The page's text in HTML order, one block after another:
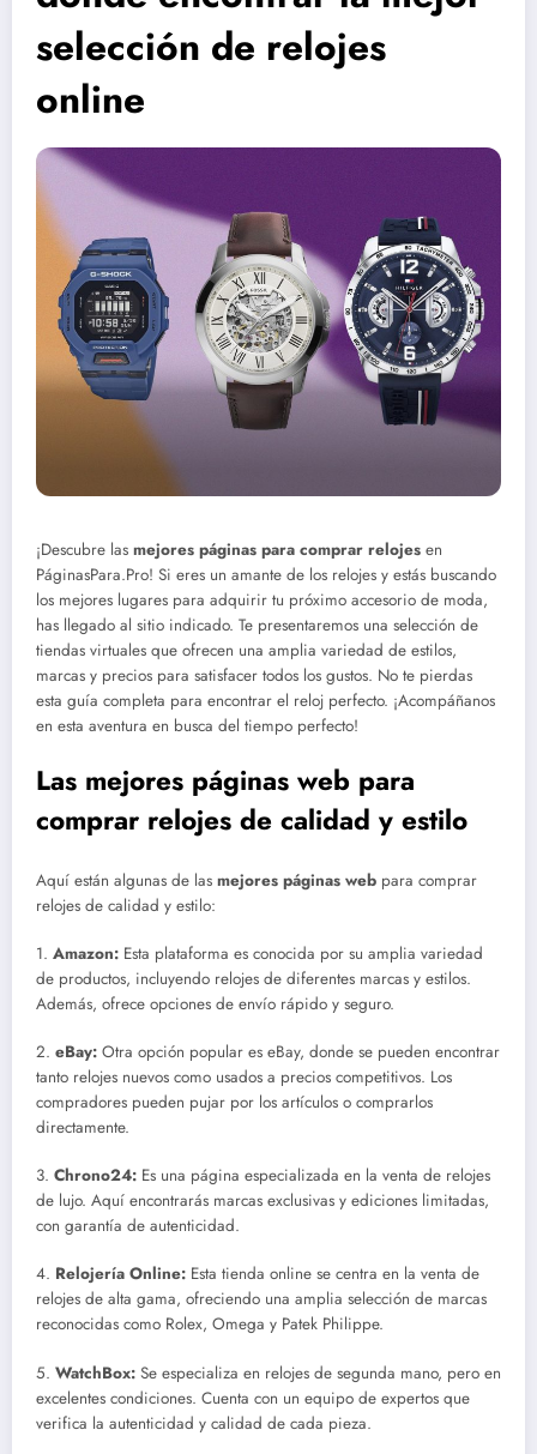
selección de relojes
online
¡Descubre las mejores páginas para comprar relojes en
PáginasPara.Pro! Si eres un amante de los relojes y estás buscando
los mejores lugares para adquirir tu próximo accesorio de moda,
has llegado al sitio indicado. Te presentaremos una selección de
tiendas virtuales que ofrecen una amplia variedad de estilos,
marcas y precios para satisfacer todos los gustos. No te pierdas
esta guía completa para encontrar el reloj perfecto. ¡Acompáñanos
en esta aventura en busca del tiempo perfecto!
Las mejores páginas web para
comprar relojes de calidad y estilo
Aquí están algunas de las mejores páginas web para comprar
relojes de calidad y estilo:
1. Amazon: Esta plataforma es conocida por su amplia variedad
de productos, incluyendo relojes de diferentes marcas y estilos.
Además, ofrece opciones de envío rápido y seguro.
2. eBay: Otra opción popular es eBay, donde se pueden encontrar
tanto relojes nuevos como usados a precios competitivos. Los
compradores pueden pujar por los artículos o comprarlos
directamente.
3. Chrono24: Es una página especializada en la venta de relojes
de lujo. Aquí encontrarás marcas exclusivas y ediciones limitadas,
con garantía de autenticidad.
4. Relojería Online: Esta tienda online se centra en la venta de
relojes de alta gama, ofreciendo una amplia selección de marcas
reconocidas como Rolex, Omega y Patek Philippe.
5. WatchBox: Se especializa en relojes de segunda mano, pero en
excelentes condiciones. Cuenta con un equipo de expertos que
verifica la autenticidad y calidad de cada pieza.